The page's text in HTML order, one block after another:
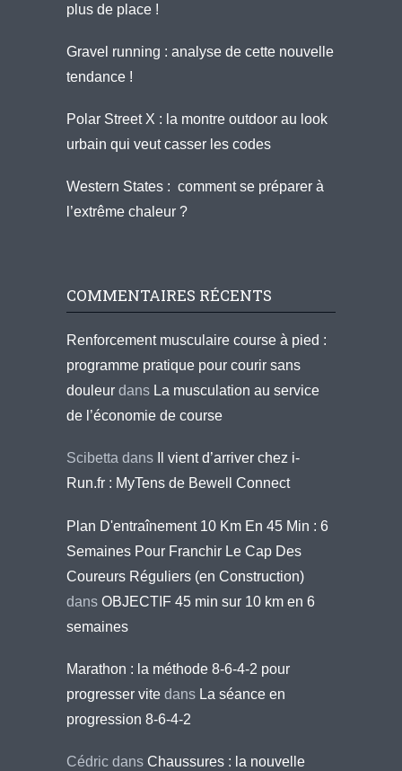
plus de place !
Gravel running : analyse de cette nouvelle
tendance !
Polar Street X : la montre outdoor au look
urbain qui veut casser les codes
Western States : comment se préparer à
l’extrême chaleur ?
COMMENTAIRES RÉCENTS
Renforcement musculaire course à pied :
programme pratique pour courir sans
douleur dans La musculation au service
de l’économie de course
Scibetta dans
Il vient d’arriver chez i-
Run.fr : MyTens de Bewell Connect
Plan D'entraînement 10 Km En 45 Min : 6
Semaines Pour Franchir Le Cap Des
Coureurs Réguliers (en Construction)
dans OBJECTIF 45 min sur 10 km en 6
semaines
Marathon : la méthode 8-6-4-2 pour
progresser vite dans La séance en
progression 8-6-4-2
Cédric dans Chaussures : la nouvelle